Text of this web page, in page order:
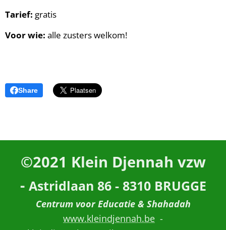
Tarief: gratis
Voor wie: alle zusters welkom!
Share
©2021 Klein Djennah vzw
- Astridlaan 86 - 8310 BRUGGE
Centrum voor Educatie & Shahadah
www.kleindjennah.be -